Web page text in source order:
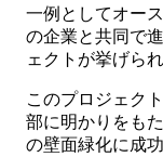
一例としてオー
の企業と共同で
ェクトが挙げられ
このプロジェク
部に明かりをも
の壁面緑化に成